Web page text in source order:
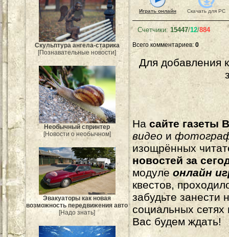
Скульптура ангела-старика
[Познавательные новости]
Необычный спринтер
[Новости о необычном]
Эвакуаторы как новая
возможность передвижения авто
[Надо знать]
Играть онлайн Скачать для PC
Счетчики: 15447/12/884
Всего комментариев: 0
Для добавления
На сайте газеты
видеои
изощрённых
новостей за
модуле онлайн
квестов,
забудьте
социальных
Вас будем ждать!